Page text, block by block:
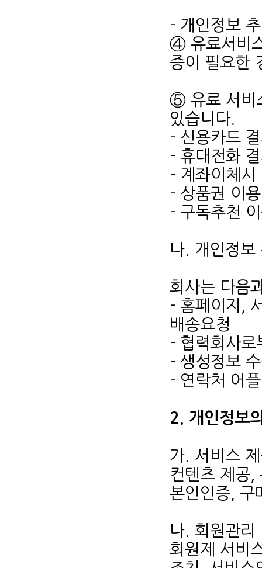
- 개인정보
④ 유료서비
증이 필요한
⑤ 유료 서비
있습니다.
- 신용카드
- 휴대전화
- 계좌이체시
- 상품권 이
- 구독추천
나. 개인정보
회사는 다음
- 홈페이지,
배송요청
- 협력회사로
- 생성정보
- 연락처 어
2. 개인정보
가. 서비스
컨텐츠 제공,
본인인증, 구
나. 회원관리
회원제 서비